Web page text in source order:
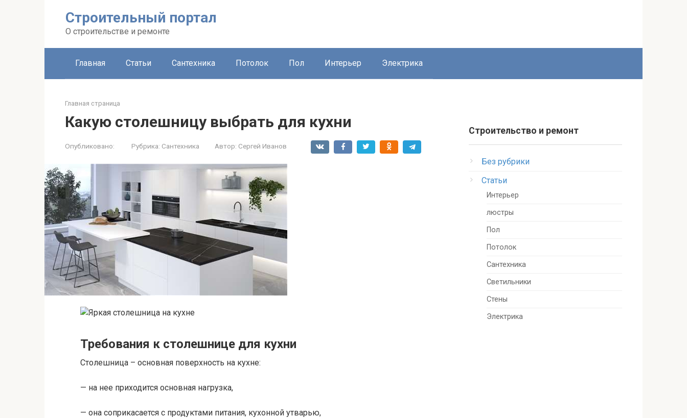
Строительный портал
О строительстве и ремонте
Главная Статьи Сантехника Потолок Пол Интерьер Электрика
Главная страница
Какую столешницу выбрать для кухни
Опубликовано: Рубрика: Сантехника Автор: Сергей Иванов
Требования к столешнице для кухни
Столешница – основная поверхность на кухне:
— на нее приходится основная нагрузка,
— она соприкасается с продуктами питания, кухонной утварью,
Строительство и ремонт
Без рубрики
Статьи
Интерьер
люстры
Пол
Потолок
Сантехника
Светильники
Стены
Электрика